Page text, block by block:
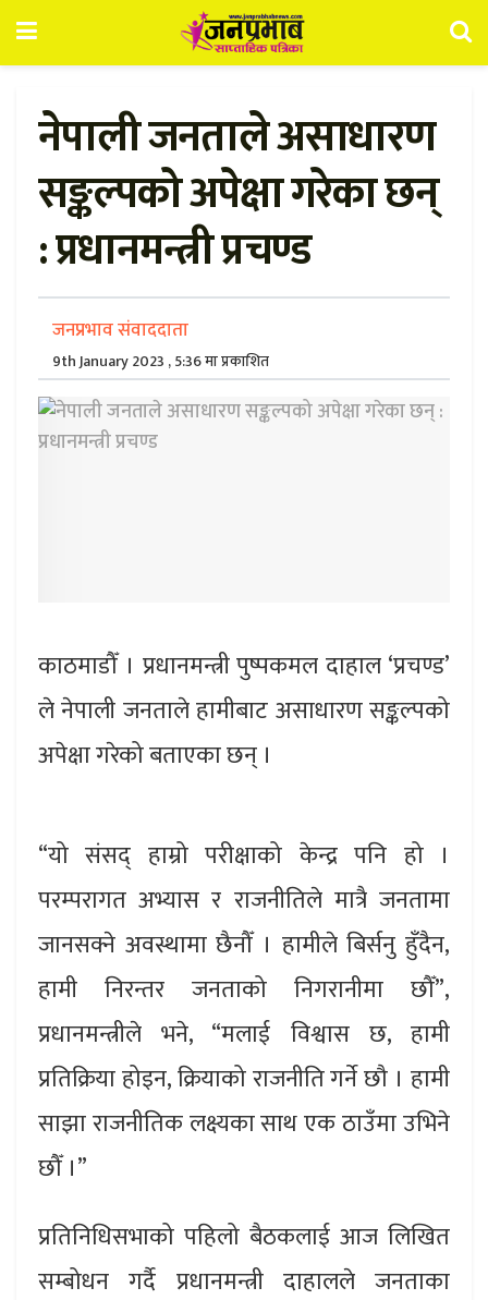
नेपाली जनताले असाधारण
सङ्कल्पको अपेक्षा गरेका छन्
: प्रधानमन्त्री प्रचण्ड
जनप्रभाव संवाददाता
9th January 2023 , 5:36 मा प्रकाशित
काठमाडौँ । प्रधानमन्त्री पुष्पकमल दाहाल ‘प्रचण्ड’
ले नेपाली जनताले हामीबाट असाधारण सङ्कल्पको
अपेक्षा गरेको बताएका छन् ।
“यो संसद् हाम्रो परीक्षाको केन्द्र पनि हो ।
परम्परागत अभ्यास र राजनीतिले मात्रै जनतामा
जानसक्ने अवस्थामा छैनौँ । हामीले बिर्सनु हुँदैन,
हामी निरन्तर जनताको निगरानीमा छौँ”,
प्रधानमन्त्रीले भने, “मलाई विश्वास छ, हामी
प्रतिक्रिया होइन, क्रियाको राजनीति गर्ने छौ । हामी
साझा राजनीतिक लक्ष्यका साथ एक ठाउँमा उभिने
छौँ ।”
प्रतिनिधिसभाको पहिलो बैठकलाई आज लिखित
सम्बोधन गर्दै प्रधानमन्त्री दाहालले जनताका